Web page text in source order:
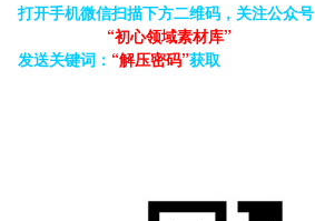
打开手机微信扫描下方二维码，关注公众号
“初心领域素材库”
发送关键词： “解压密码”获取